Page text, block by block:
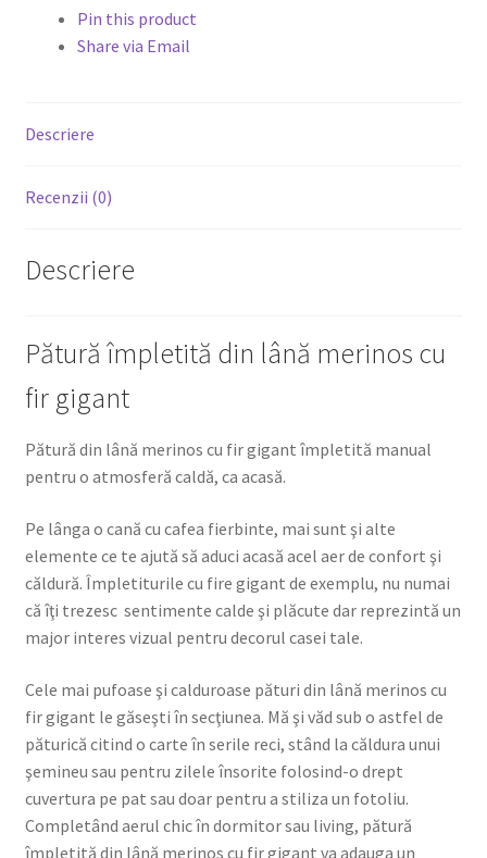
Pin this product
Share via Email
Descriere
Recenzii (0)
Descriere
Pătură împletită din lână merinos cu
fir gigant
Pătură din lână merinos cu fir gigant împletită manual
pentru o atmosferă caldă, ca acasă.
Pe lânga o cană cu cafea fierbinte, mai sunt şi alte
elemente ce te ajută să aduci acasă acel aer de confort şi
căldură. Împletiturile cu fire gigant de exemplu, nu numai
că îţi trezesc sentimente calde şi plăcute dar reprezintă un
major interes vizual pentru decorul casei tale.
Cele mai pufoase şi calduroase pături din lână merinos cu
fir gigant le găseşti în secţiunea. Mă şi văd sub o astfel de
păturică citind o carte în serile reci, stând la căldura unui
şemineu sau pentru zilele însorite folosind-o drept
cuvertura pe pat sau doar pentru a stiliza un fotoliu.
Completând aerul chic în dormitor sau living, pătură
împletită din lână merinos cu fir gigant va adauga un